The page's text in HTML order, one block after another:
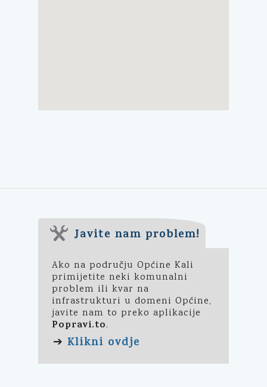
Javite nam problem!
Ako na području Općine Kali
primijetite neki komunalni
problem ili kvar na
infrastrukturi u domeni Općine,
javite nam to preko aplikacije
Popravi.to.
➔ Klikni ovdje